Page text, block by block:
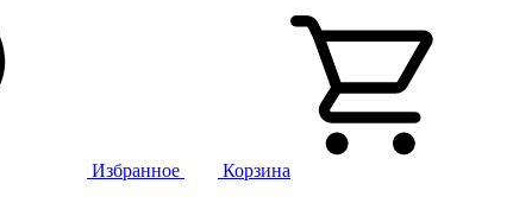
Избранное Корзина